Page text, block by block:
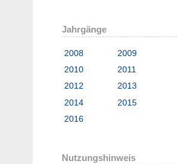
Jahrgänge
2008
2009
2010
2011
2012
2013
2014
2015
2016
Nutzungshinweis